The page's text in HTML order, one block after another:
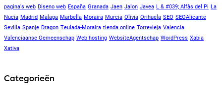
pagina's web Diseno web España Granada Jaen Jalon Javea L & #039; Alfàs del Pi La
Nucia Madrid Malaga Marbella Moraira Murcia Olivia Orihuela SEO SEOAlicante
Sevilla Spanje Dragon Teulada-Moraira tienda online Torrevieja Valencia
Valenciaanse Gemeenschap Web hosting WebsiteAgentschap WordPress Xabia
Xativa
Categorieën